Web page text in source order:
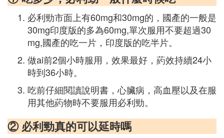
必利勁市面上有60mg和30mg的，國產的一般是
30mg印度版的多為60mg,單次服用不要超過30
mg,國產的吃一片，印度版的吃半片。
做ai前2個小時服用，效果最好，葯效持續24小
時到36小時。
吃前仔細閱讀說明書，心臟病，高血壓以及在服
用其他葯物時不要服用必利勁。
② 必利勁真的可以延時嗎